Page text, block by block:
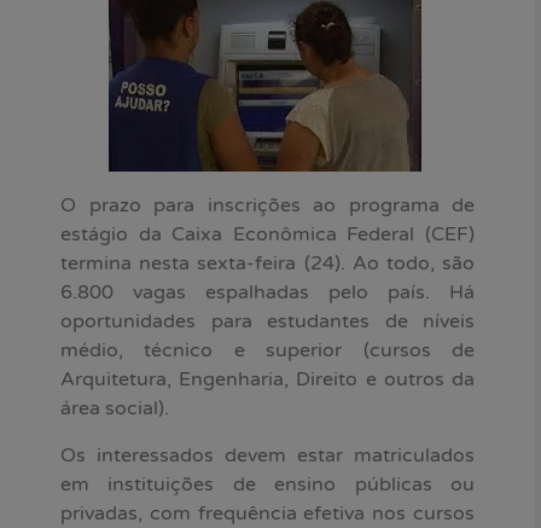
O prazo para inscrições ao programa de
estágio da Caixa Econômica Federal (CEF)
termina nesta sexta-feira (24). Ao todo, são
6.800 vagas espalhadas pelo país. Há
oportunidades para estudantes de níveis
médio, técnico e superior (cursos de
Arquitetura, Engenharia, Direito e outros da
área social).
Os interessados devem estar matriculados
em instituições de ensino públicas ou
privadas, com frequência efetiva nos cursos